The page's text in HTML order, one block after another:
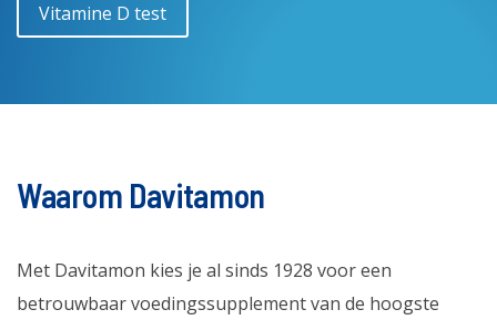
Vitamine D test
Waarom Davitamon
Met Davitamon kies je al sinds 1928 voor een
betrouwbaar voedingssupplement van de hoogste